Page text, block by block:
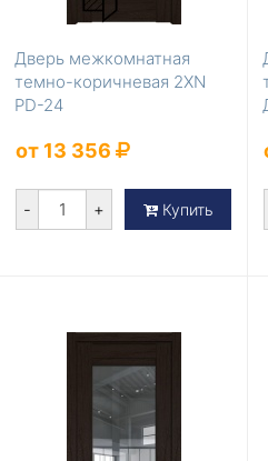
Дверь межкомнатная
темно-коричневая 2XN
PD-24
от 13 356
- + Купить